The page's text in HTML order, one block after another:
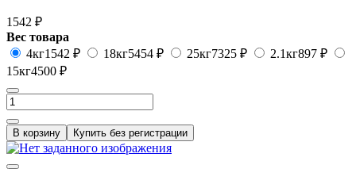
1542 ₽
Вес товара
4кг1542 ₽ 18кг5454 ₽ 25кг7325 ₽ 2.1кг897 ₽
15кг4500 ₽
В корзину Купить без регистрации